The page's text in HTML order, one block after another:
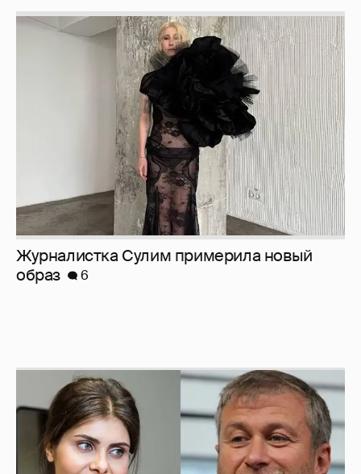
Журналистка Сулим примерила новый
И снова невеста 357